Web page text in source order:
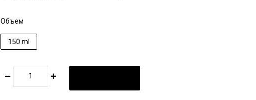
Объем
150 ml